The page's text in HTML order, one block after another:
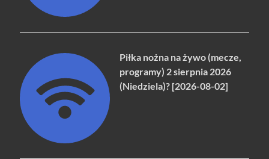
Piłka nożna na żywo (mecze,
programy) 2 sierpnia 2026
(Niedziela)? [2026-08-02]